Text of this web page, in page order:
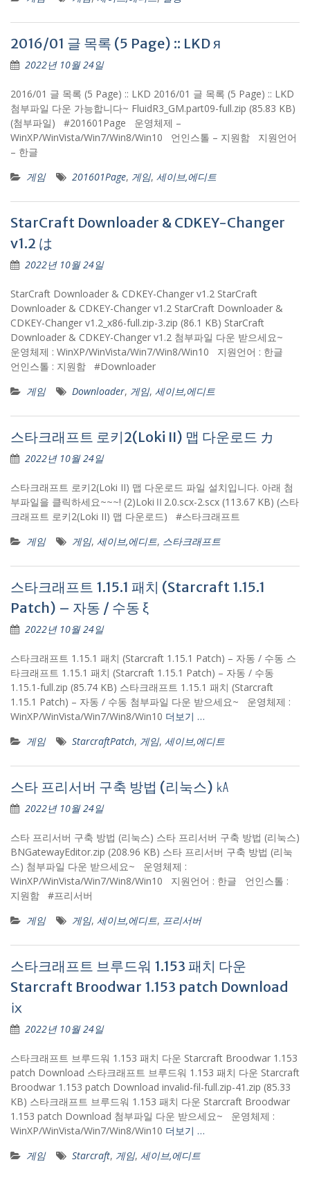
2016/01 글 목록 (5 Page) :: LKD я
2022년 10월 24일
2016/01 글 목록 (5 Page) :: LKD 2016/01 글 목록 (5 Page) :: LKD
첨부파일 다운 가능합니다~ FluidR3_GM.part09-full.zip (85.83 KB)
(첨부파일) #201601Page 운영체제 –
WinXP/WinVista/Win7/Win8/Win10 언인스톨 – 지원함 지원언어
– 한글
게임
201601Page, 게임, 세이브,에디트
StarCraft Downloader & CDKEY-Changer
v1.2 は
2022년 10월 24일
StarCraft Downloader & CDKEY-Changer v1.2 StarCraft
Downloader & CDKEY-Changer v1.2 StarCraft Downloader &
CDKEY-Changer v1.2_x86-full.zip-3.zip (86.1 KB) StarCraft
Downloader & CDKEY-Changer v1.2 첨부파일 다운 받으세요~
운영체제 : WinXP/WinVista/Win7/Win8/Win10 지원언어 : 한글
언인스톨 : 지원함 #Downloader
게임
Downloader, 게임, 세이브,에디트
스타크래프트 로키2(Loki II) 맵 다운로드 カ
2022년 10월 24일
스타크래프트 로키2(Loki II) 맵 다운로드 파일 설치입니다. 아래 첨
부파일을 클릭하세요~~~! (2)LokiⅡ2.0.scx-2.scx (113.67 KB) (스타
크래프트 로키2(Loki II) 맵 다운로드) #스타크래프트
게임
게임, 세이브,에디트, 스타크래프트
스타크래프트 1.15.1 패치 (Starcraft 1.15.1
Patch) – 자동 / 수동 ξ
2022년 10월 24일
스타크래프트 1.15.1 패치 (Starcraft 1.15.1 Patch) – 자동 / 수동 스
타크래프트 1.15.1 패치 (Starcraft 1.15.1 Patch) – 자동 / 수동
1.15.1-full.zip (85.74 KB) 스타크래프트 1.15.1 패치 (Starcraft
1.15.1 Patch) – 자동 / 수동 첨부파일 다운 받으세요~ 운영체제 :
WinXP/WinVista/Win7/Win8/Win10 더보기 …
게임
StarcraftPatch, 게임, 세이브,에디트
스타 프리서버 구축 방법 (리눅스) ㎄
2022년 10월 24일
스타 프리서버 구축 방법 (리눅스) 스타 프리서버 구축 방법 (리눅스)
BNGatewayEditor.zip (208.96 KB) 스타 프리서버 구축 방법 (리눅
스) 첨부파일 다운 받으세요~ 운영체제 :
WinXP/WinVista/Win7/Win8/Win10 지원언어 : 한글 언인스톨 :
지원함 #프리서버
게임
게임, 세이브,에디트, 프리서버
스타크래프트 브루드워 1.153 패치 다운
Starcraft Broodwar 1.153 patch Download
ⅸ
2022년 10월 24일
스타크래프트 브루드워 1.153 패치 다운 Starcraft Broodwar 1.153
patch Download 스타크래프트 브루드워 1.153 패치 다운 Starcraft
Broodwar 1.153 patch Download invalid-fil-full.zip-41.zip (85.33
KB) 스타크래프트 브루드워 1.153 패치 다운 Starcraft Broodwar
1.153 patch Download 첨부파일 다운 받으세요~ 운영체제 :
WinXP/WinVista/Win7/Win8/Win10 더보기 …
게임
Starcraft, 게임, 세이브,에디트